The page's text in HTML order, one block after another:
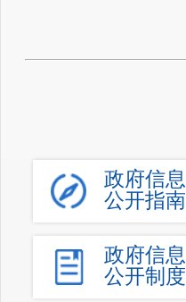
政府信息
公开指南
政府信息
公开制度